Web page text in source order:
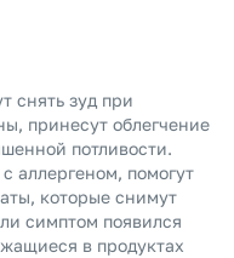
снять зуд при
принесут облегчение
потливости.
аллергеном, помогут
которые снимут
симптом появился
в продуктах